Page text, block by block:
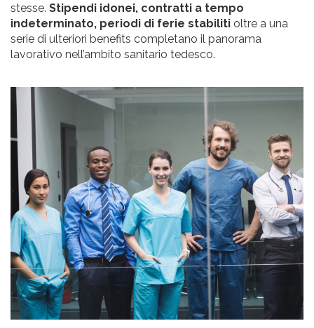
stesse. Stipendi idonei, contratti a tempo
indeterminato, periodi di ferie stabiliti oltre a una
serie di ulteriori benefits completano il panorama
lavorativo nell’ambito sanitario tedesco.